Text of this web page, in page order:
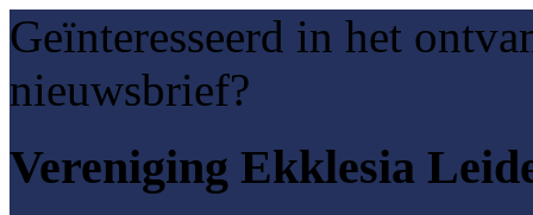
Geïnteresseerd in het
nieuwsbrief?
Vereniging Ekklesia